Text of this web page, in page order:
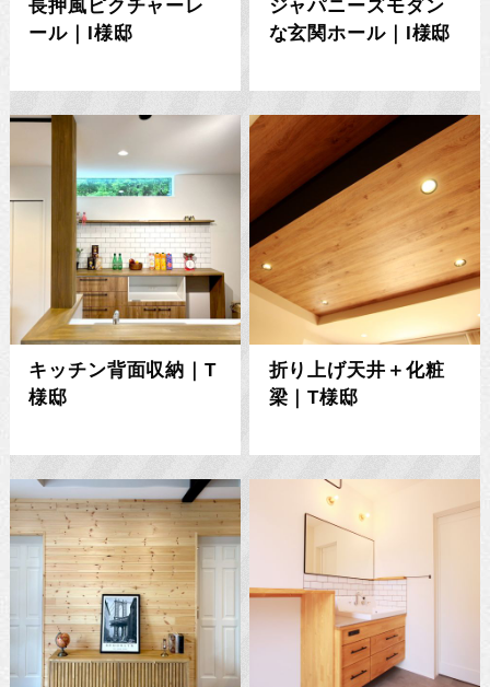
長押風ピクチャーレ
ール｜I様邸
ジャパニーズモダン
な玄関ホール｜I様邸
キッチン背面収納｜T
様邸
折り上げ天井＋化粧
梁｜T様邸